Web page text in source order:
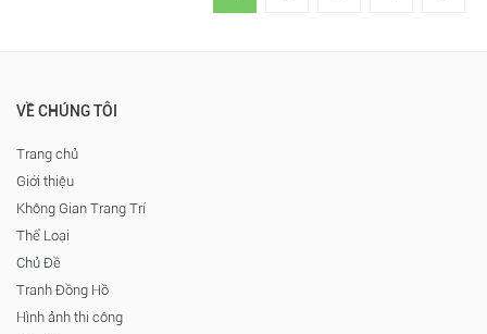
VỀ CHÚNG TÔI
Trang chủ
Giới thiệu
Không Gian Trang Trí
Thể Loại
Chủ Đề
Tranh Đồng Hồ
Hình ảnh thi công